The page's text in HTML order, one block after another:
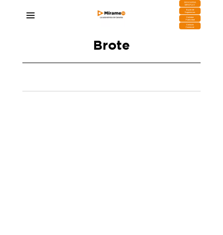
DESCARGA
MIRAPLAY
Buzón de
Sugerencias
Contratar
Publicidad
Contacto
Comercial
Brote